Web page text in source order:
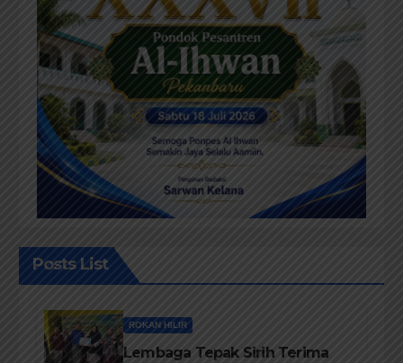
Posts List
ROKAN HILIR
Lembaga Tepak Sirih Terima